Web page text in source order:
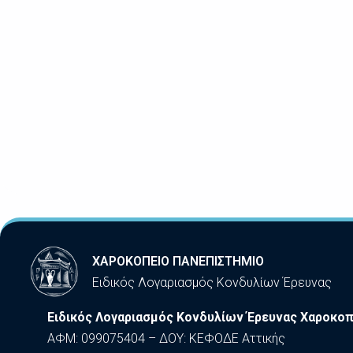
ΧΑΡΟΚΟΠΕΙΟ ΠΑΝΕΠΙΣΤΗΜΙΟ
Ειδικός Λογαριασμός Κονδυλίων Έρευνας
Ειδικός Λογαριασμός Κονδυλίων Έρευνας
ΑΦΜ: 099075404 – ΔΟΥ: ΚΕΦΟΔΕ Αττικής